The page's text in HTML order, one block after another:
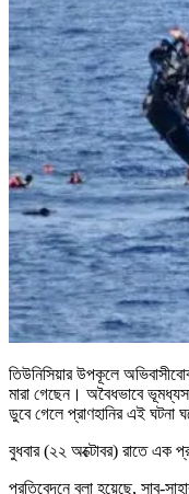
তিউনিসিয়ার উপকূলে
মারা গেছেন। অবৈধভাবে
ডুবে গেলে প্রাণহানির এই ঘটনা
বুধবার (২২ অক্টোবর) রাতে এক
প্রতিবেদনে বলা হয়েছে, সাব-